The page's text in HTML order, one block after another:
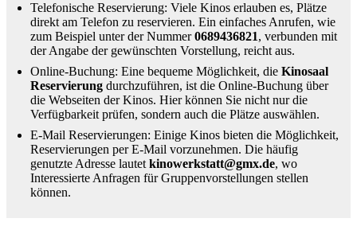
Telefonische Reservierung: Viele Kinos erlauben es, Plätze
direkt am Telefon zu reservieren. Ein einfaches Anrufen, wie
zum Beispiel unter der Nummer0689436821, verbunden mit
der Angabe der gewünschten Vorstellung, reicht aus.
Online-Buchung: Eine bequeme Möglichkeit, die Kinosaal
Reservierung durchzuführen, ist die Online-Buchung über
die Webseiten der Kinos. Hier können Sie nicht nur die
Verfügbarkeit prüfen, sondern auch die Plätze auswählen.
E-Mail Reservierungen: Einige Kinos bieten die Möglichkeit,
Reservierungen per E-Mail vorzunehmen. Die häufig
genutzte Adresse lautet kinowerkstatt@gmx.de, wo
Interessierte Anfragen für Gruppenvorstellungen stellen
können.